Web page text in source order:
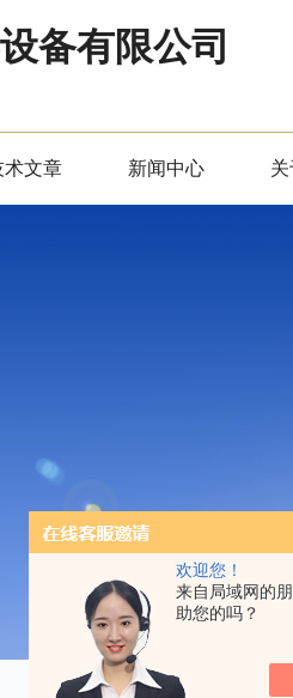
欢迎您！
来自局域网的
助您的吗？
备有限公司
术文章 新闻中心